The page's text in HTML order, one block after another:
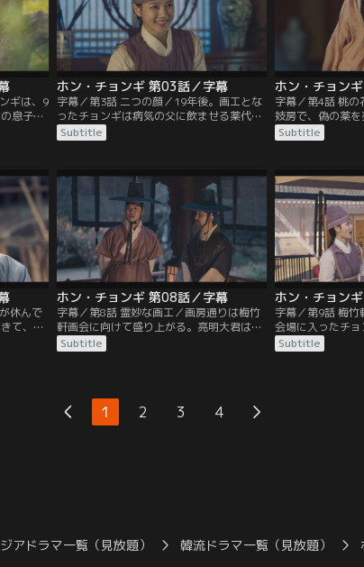
ギは、9
息子
我をし
雨乞い
の
ホン・チョンギ 第03話／字幕
字幕／第3話 二つの顔／19年後。画工とな
ったチョンギは病気の父に飲ませる薬代を
稼ぐため、隠れて古画の模作を描いて売っ
ていた。一方ラムは、表向きは天体観測を
ブ）の役職に就きながら、裏ではもう一つ
の顔を持っていた。
Subtitle
ホン・チョン
字幕／第4話 桃
妓房で、偽の薬
その様子を見て
ォルソン）に扮
衛に調べさせる
の次男・朱香（
に接近する。
Subtitle
休んで
て、チ
朱香大
王を体
ホン・チョンギ 第08話／字幕
字幕／第8話 霊妙な画工／画房通りは梅竹
軒画会に向けて盛り上がる。亮明大君は模
作画工も参加するだろうと予測する。聖画
（ソンファ）ハン・ゴンは、先王の御容を
ようと言う。
Subtitle
ホン・チョン
字幕／第9話 梅
会場に入ったチ
内する。チョン
ム。名だたる画
Subtitle
1 2 3 4
アドラマ一覧（見放題） 韓流ドラマ一覧（見放題）